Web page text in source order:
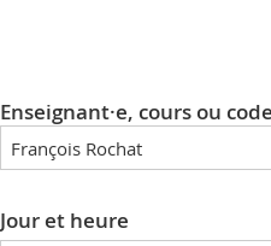
Enseignant·e, cours ou code
Jour et heure